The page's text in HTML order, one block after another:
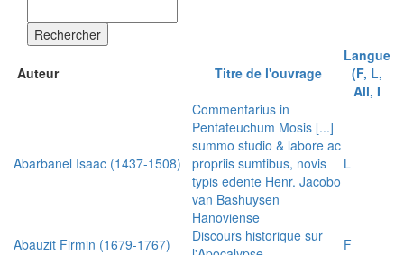
Rechercher
Auteur Titre de l'ouvrage
Langue
(F, L,
All, I
Abarbanel Isaac (1437-1508)
Commentarius in
Pentateuchum Mosis [...]
summo studio & labore ac
propriis sumtibus, novis
typis edente Henr. Jacobo
van Bashuysen
Hanoviense
L
Abauzit Firmin (1679-1767)
Discours historique sur
F